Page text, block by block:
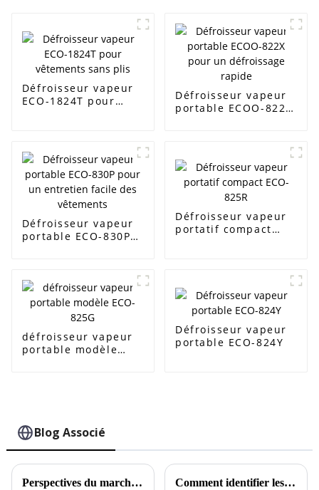
Défroisseur vapeur
ECO-1824T pour
Défroisseur vapeur
portable ECOO-822X
Défroisseur vapeur
portable ECO-830P
Défroisseur vapeur
portatif compact
défroisseur vapeur
portable modèle
Défroisseur vapeur
portable ECO-824Y
Blog Associé
Perspectives du marché mondial des défroisseurs vapeur domestiques en 2025 et conseils essentiels pour les acheteurs Comment identifier les meilleurs fabricants de défroisseurs vapeur pour le linge domestique adaptés à vos besoins